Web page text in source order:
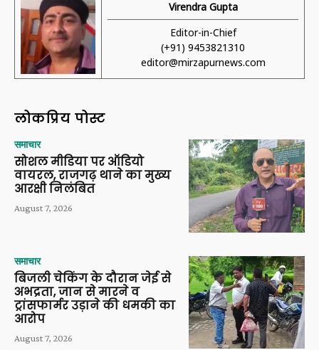
Virendra Gupta
Editor-in-Chief
(+91) 9453821310
editor@mirzapurnews.com
लोकप्रिय पोस्ट
समाचार
सोशल मीडिया पर ऑडियो
वायरल, राजगढ़ थाने का मुख्य
आरक्षी निलंबित
August 7, 2026
समाचार
बिजली चेकिंग के दौरान जेई से
अभद्रता, जान से मारने व
ट्रांसफार्मर उड़ाने की धमकी का
आरोप
August 7, 2026